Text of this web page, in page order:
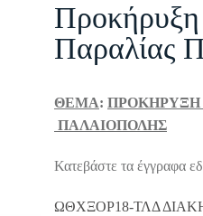
Παραλίας
ΘΕΜΑ: ΠΡΟΚΗΡΥΞΗ
ΠΑΛΑΙΟΠΟΛΗΣ
Κατεβάστε τα έγγραφα
ΩΘΧΞΟΡ18-ΤΛΔ